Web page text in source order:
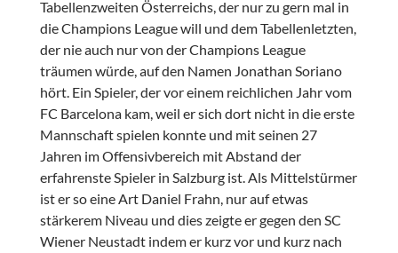
Tabellenzweiten Österreichs, der nur zu gern mal in
die Champions League will und dem Tabellenletzten,
der nie auch nur von der Champions League
träumen würde, auf den Namen Jonathan Soriano
hört. Ein Spieler, der vor einem reichlichen Jahr vom
FC Barcelona kam, weil er sich dort nicht in die erste
Mannschaft spielen konnte und mit seinen 27
Jahren im Offensivbereich mit Abstand der
erfahrenste Spieler in Salzburg ist. Als Mittelstürmer
ist er so eine Art Daniel Frahn, nur auf etwas
stärkerem Niveau und dies zeigte er gegen den SC
Wiener Neustadt indem er kurz vor und kurz nach